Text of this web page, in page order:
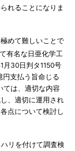
れることになりま
めて難しいことで
有名な日亜化学工
月30日判タ1150号
円支払う旨命じる
ては、適切な内容
、適切に運用され
点について検討し
リを付けて調査検